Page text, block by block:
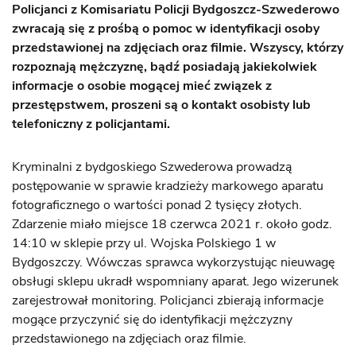
Policjanci z Komisariatu Policji Bydgoszcz-Szwederowo
zwracają się z prośbą o pomoc w identyfikacji osoby
przedstawionej na zdjęciach oraz filmie. Wszyscy, którzy
rozpoznają mężczyznę, bądź posiadają jakiekolwiek
informacje o osobie mogącej mieć związek z
przestępstwem, proszeni są o kontakt osobisty lub
telefoniczny z policjantami.
Kryminalni z bydgoskiego Szwederowa prowadzą
postępowanie w sprawie kradzieży markowego aparatu
fotograficznego o wartości ponad 2 tysięcy złotych.
Zdarzenie miało miejsce 18 czerwca 2021 r. około godz.
14:10 w sklepie przy ul. Wojska Polskiego 1 w
Bydgoszczy. Wówczas sprawca wykorzystując nieuwagę
obsługi sklepu ukradł wspomniany aparat. Jego wizerunek
zarejestrował monitoring. Policjanci zbierają informacje
mogące przyczynić się do identyfikacji mężczyzny
przedstawionego na zdjęciach oraz filmie.